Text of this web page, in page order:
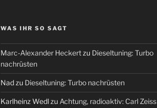
WAS IHR SO SAGT
Marc-Alexander Heckertzu Dieseltuning: Turbo
nachrüsten
Nadzu Dieseltuning: Turbo nachrüsten
Karlheinz Wedlzu Achtung, radioaktiv: Carl Zeiss